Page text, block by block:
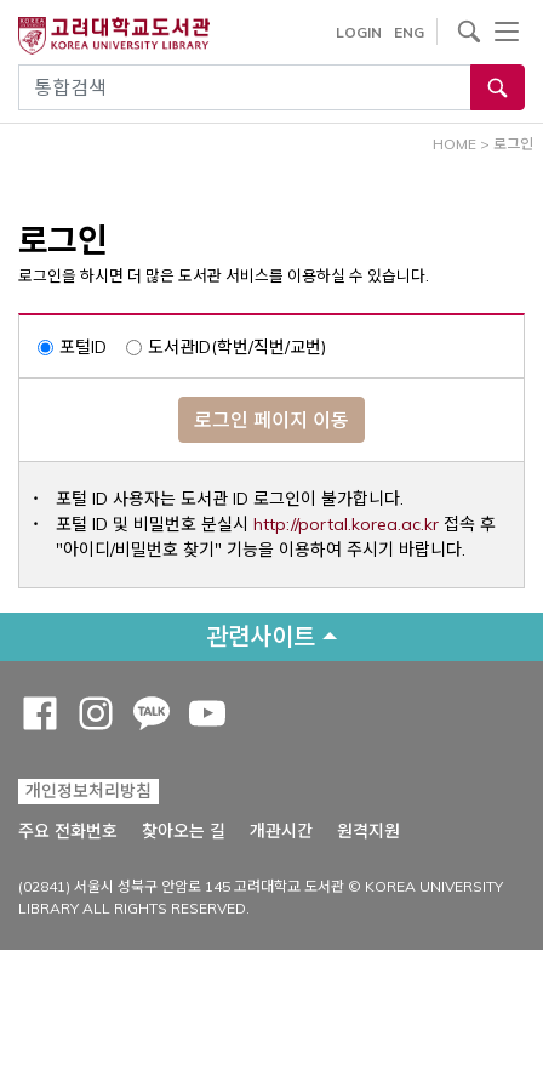
건
통합검색
LOGIN ENG
사이트내 검색
HOME > 로그인
로그인
로그인을 하시면 더 많은 도서관 서비스를 이용하실 수 있습니다.
포털ID 도서관ID(학번/직번/교번)
로그인 페이지 이동
포털 ID 사용자는 도서관 ID 로그인이 불가합니다.
포털 ID 및 비밀번호 분실시 http://portal.korea.ac.krOpens a
접속 후
"아이디/비밀번호 찾기" 기능을 이용하여 주시기 바랍니다.
관련사이트
개인정보처리방침
주요 전화번호
찾아오는 길 개관시간 원격지원
(02841) 서울시 성북구 안암로 145 고려대학교 도서관 © KOREA UNIVERSITY
LIBRARY ALL RIGHTS RESERVED.
Opens a new window
Opens a new window
Opens a new window